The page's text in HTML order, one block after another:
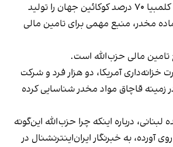
بر اساس این گزارش، کلمبیا ۷۰ درصد کوکائین جهان را تولید
مخدر، منبع مهمی برای تامین مالی
تامین مالی حزب‌الله است.
خزانه‌داری آمریکا، دو هزار فرد و شرکت
زمینه قاچاق مواد مخدر شناسایی کرده
درباره اینکه چرا حزب‌الله این‌گونه
آورده، به خبرنگار ایران‌اینترنشنال در